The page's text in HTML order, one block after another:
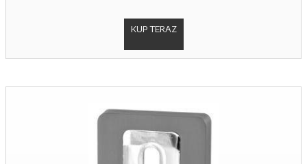
KUP TERAZ